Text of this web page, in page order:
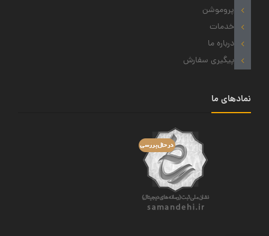
پروموشن
خدمات
درباره ما
پیگیری سفارش
نمادهای ما